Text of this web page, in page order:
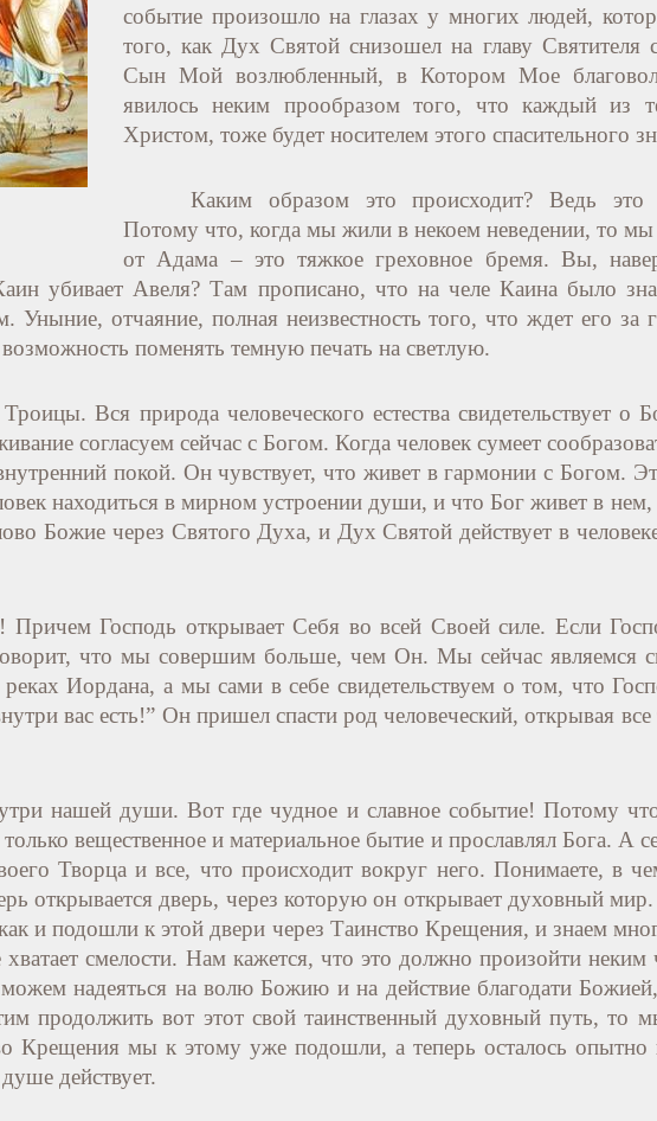
событие произошло на глазах у многих людей,
того, как Дух Святой снизошел на главу Святителя
Сын Мой возлюбленный, в Котором Мое
явилось неким прообразом того, что каждый из
Христом, тоже будет носителем этого спасительного
Каким образом это происходит? Ведь это
Потому что, когда мы жили в некоем неведении, то мы
от Адама – это тяжкое греховное бремя. Вы,
убивает Авеля? Там прописано, что на челе Каина было
Уныние, отчаяние, полная неизвестность того, что ждет его
поменять темную печать на светлую.
Вся природа человеческого естества свидетельствует
согласуем сейчас с Богом. Когда человек сумеет
покой. Он чувствует, что живет в гармонии с Богом.
находиться в мирном устроении души, и что Бог живет в
Божие через Святого Духа, и Дух Святой действует в
Причем Господь открывает Себя во всей Своей силе. Если
что мы совершим больше, чем Он. Мы сейчас являемся
Иордана, а мы сами в себе свидетельствуем о том, что
вас есть!” Он пришел спасти род человеческий, открывая
нашей души. Вот где чудное и славное событие! Потому
вещественное и материальное бытие и прославлял Бога. А
Творца и все, что происходит вокруг него. Понимаете, в
открывается дверь, через которую он открывает духовный
и подошли к этой двери через Таинство Крещения, и знаем
хватает смелости. Нам кажется, что это должно произойти
надеяться на волю Божию и на действие благодати
продолжить вот этот свой таинственный духовный путь, то
Крещения мы к этому уже подошли, а теперь осталось опытно
действует.